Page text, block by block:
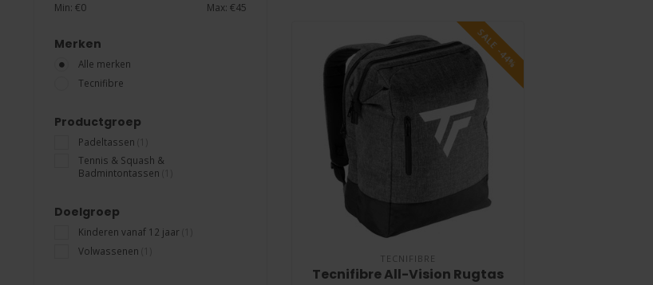
Min: €0 Max: €45
Merken
Alle merken
Tecnifibre
Productgroep
Padeltassen
Tennis & Squash &
Badmintontassen
Doelgroep
Kinderen vanaf 12 jaar
Volwassenen
SALE -44%
TECNIFIBRE
Tecnifibre All-Vision Rugtas